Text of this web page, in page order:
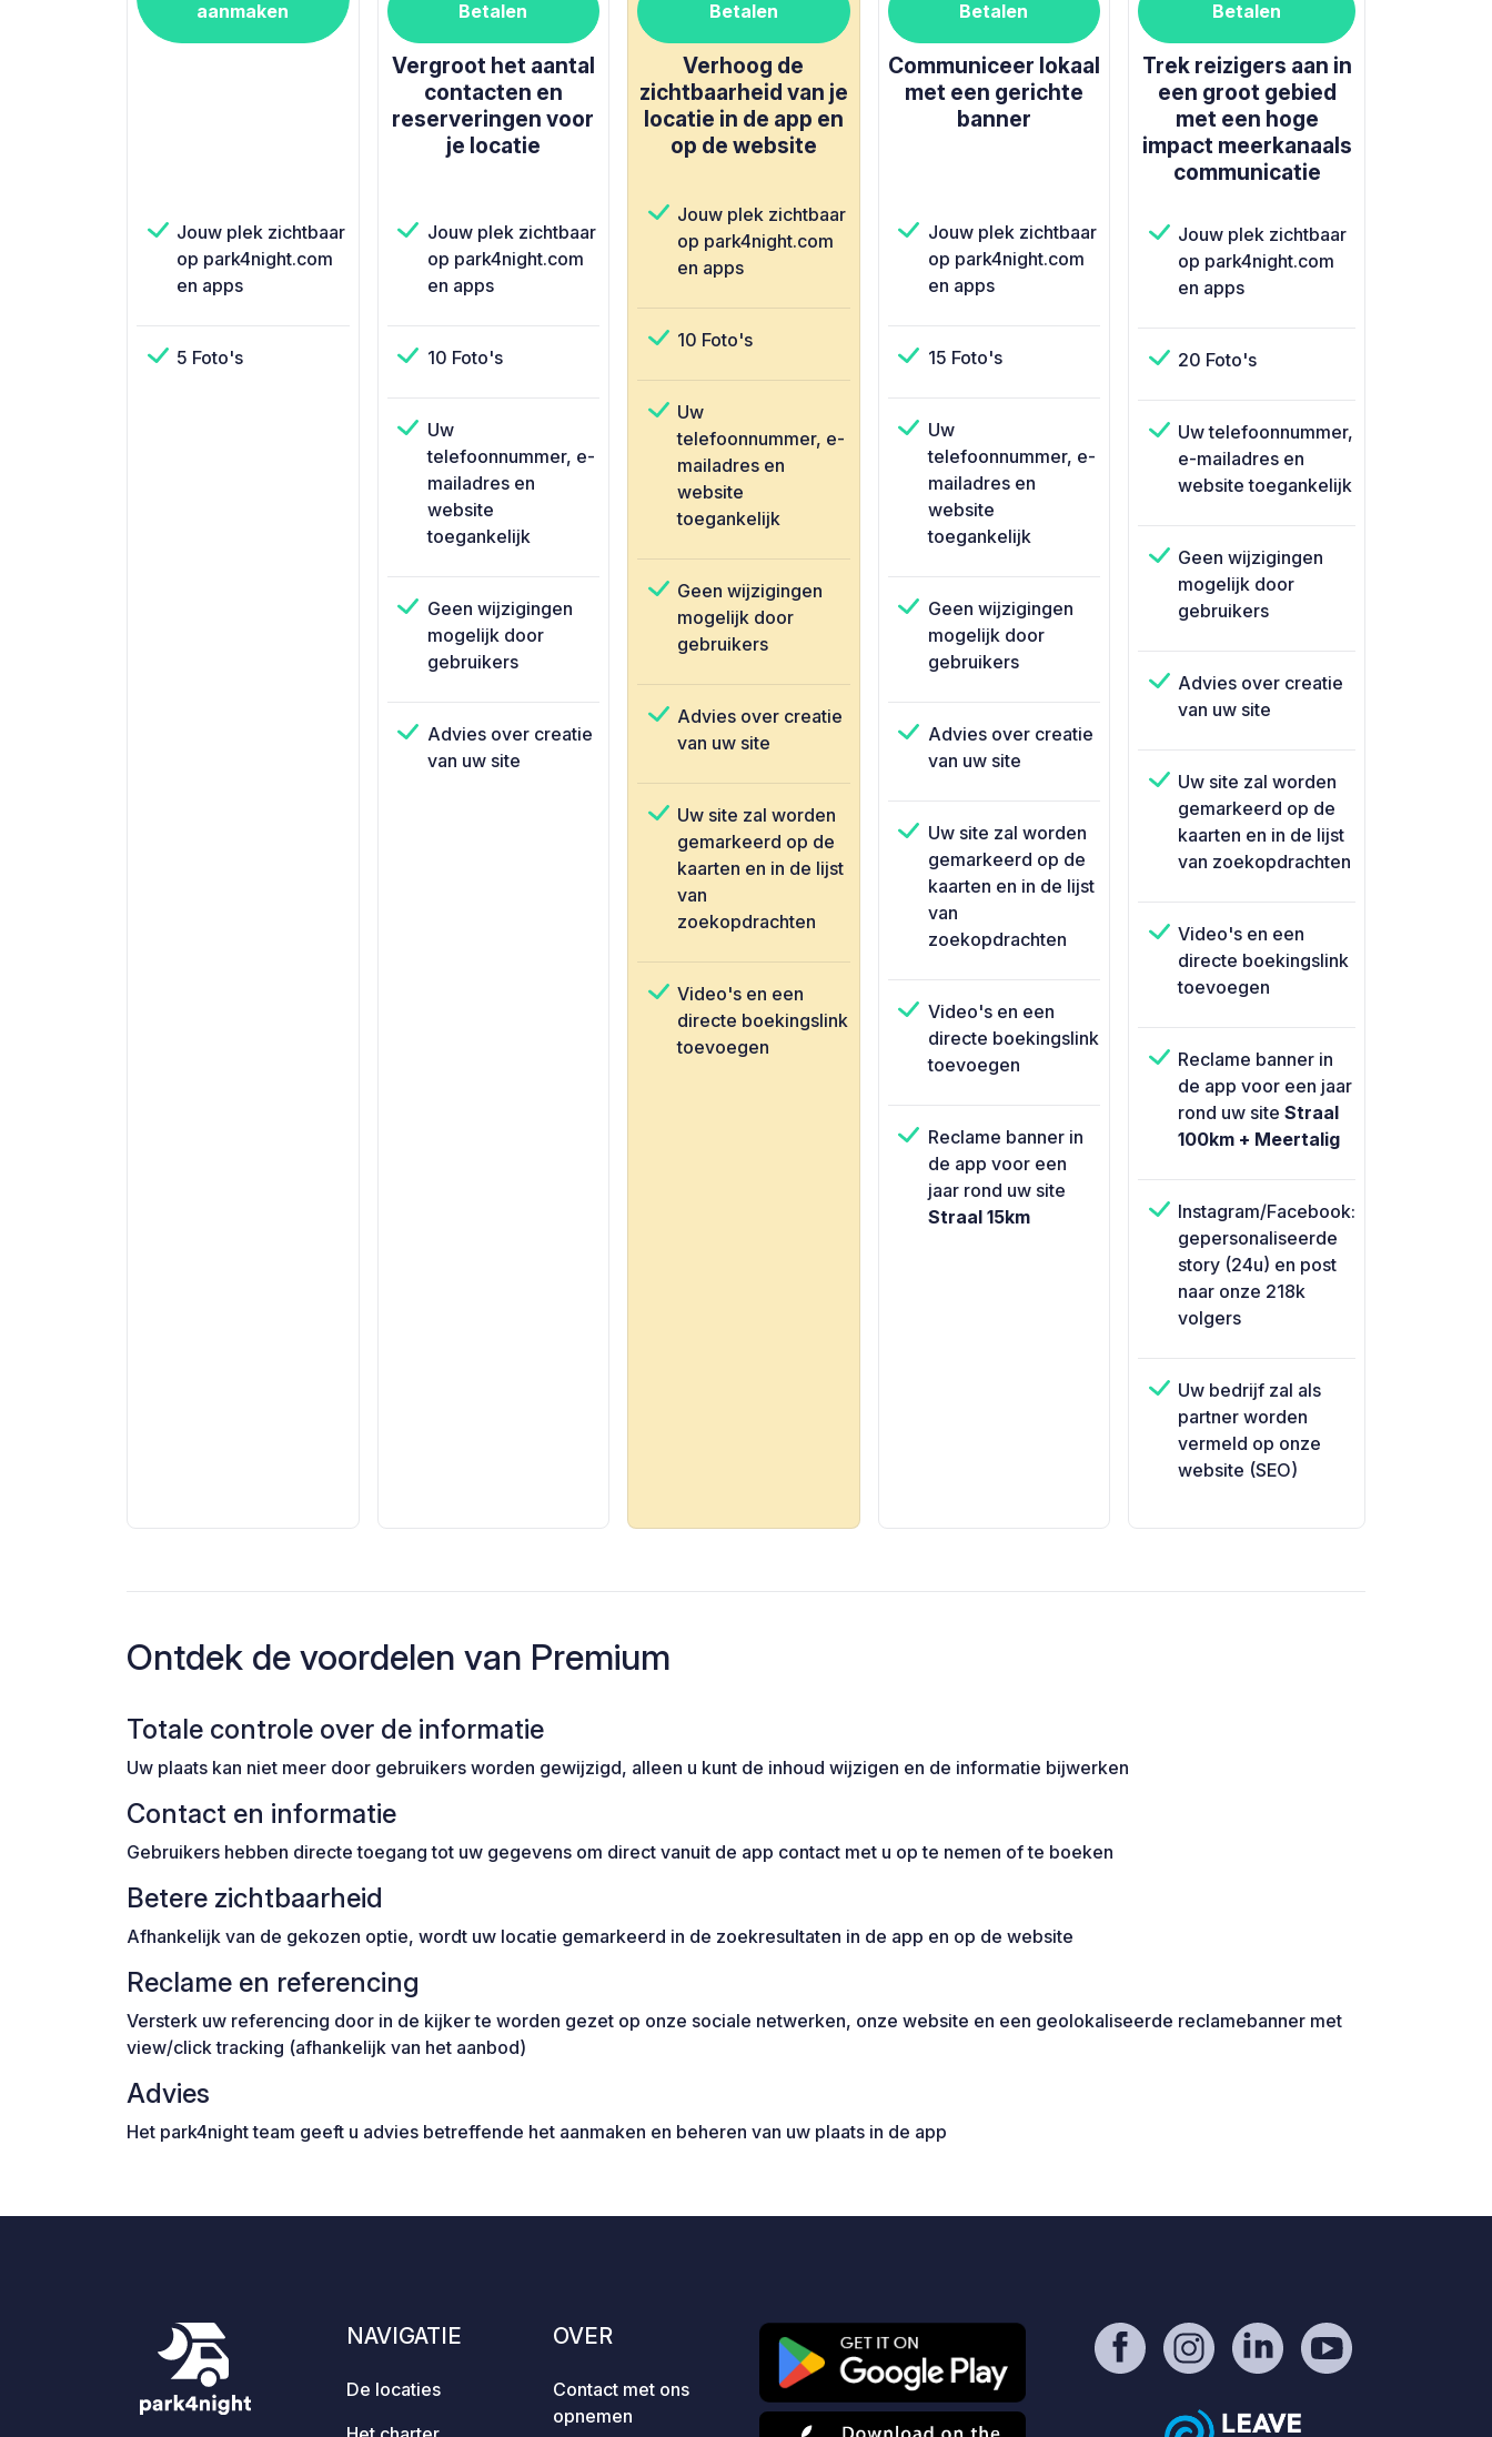
aanmaken
Jouw plek zichtbaar
op park4night.com
en apps
5 Foto's
Betalen
Vergroot het aantal
contacten en
reserveringen voor
je locatie
Jouw plek zichtbaar
op park4night.com
en apps
10 Foto's
Uw
telefoonnummer, e-
mailadres en
website
toegankelijk
Geen wijzigingen
mogelijk door
gebruikers
Advies over creatie
van uw site
Betalen
Verhoog de
zichtbaarheid van je
locatie in de app en
op de website
Jouw plek zichtbaar
op park4night.com
en apps
10 Foto's
Uw
telefoonnummer, e-
mailadres en
website
toegankelijk
Geen wijzigingen
mogelijk door
gebruikers
Advies over creatie
van uw site
Uw site zal worden
gemarkeerd op de
kaarten en in de lijst
van
zoekopdrachten
Video's en een
directe boekingslink
toevoegen
Betalen
Communiceer lokaal
met een gerichte
banner
Jouw plek zichtbaar
op park4night.com
en apps
15 Foto's
Uw
telefoonnummer, e-
mailadres en
website
toegankelijk
Geen wijzigingen
mogelijk door
gebruikers
Advies over creatie
van uw site
Uw site zal worden
gemarkeerd op de
kaarten en in de lijst
van
zoekopdrachten
Video's en een
directe boekingslink
toevoegen
Reclame banner in
de app voor een
jaar rond uw site
Straal 15km
Betalen
Trek reizigers aan in
een groot gebied
met een hoge
impact meerkanaals
communicatie
Jouw plek zichtbaar
op park4night.com
en apps
20 Foto's
Uw telefoonnummer,
e-mailadres en
website toegankelijk
Geen wijzigingen
mogelijk door
gebruikers
Advies over creatie
van uw site
Uw site zal worden
gemarkeerd op de
kaarten en in de lijst
van zoekopdrachten
Video's en een
directe boekingslink
toevoegen
Reclame banner in
de app voor een jaar
rond uw site Straal
100km + Meertalig
Instagram/Facebook:
gepersonaliseerde
story (24u) en post
naar onze 218k
volgers
Uw bedrijf zal als
partner worden
vermeld op onze
website (SEO)
Ontdek de voordelen van Premium
Totale controle over de informatie
Uw plaats kan niet meer door gebruikers worden gewijzigd, alleen u kunt de inhoud wijzigen en de informatie bijwerken
Contact en informatie
Gebruikers hebben directe toegang tot uw gegevens om direct vanuit de app contact met u op te nemen of te boeken
Betere zichtbaarheid
Afhankelijk van de gekozen optie, wordt uw locatie gemarkeerd in de zoekresultaten in de app en op de website
Reclame en referencing
Versterk uw referencing door in de kijker te worden gezet op onze sociale netwerken, onze website en een geolokaliseerde reclamebanner met
view/click tracking (afhankelijk van het aanbod)
Advies
Het park4night team geeft u advies betreffende het aanmaken en beheren van uw plaats in de app
NAVIGATIE
De locaties
OVER
Contact met ons
opnemen